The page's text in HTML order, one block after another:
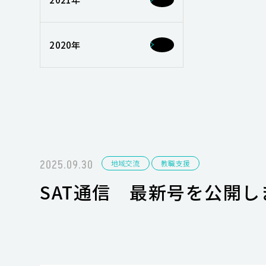
2020年
2025.09.30 地域交流 教職支援
SAT通信 最新号を公開し